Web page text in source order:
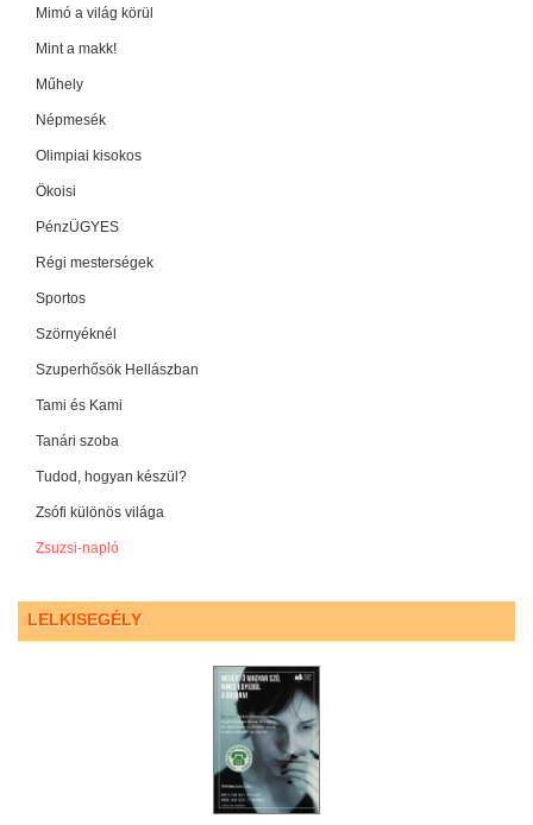
Mimó a világ körül
Mint a makk!
Műhely
Népmesék
Olimpiai kisokos
Ökoisi
PénzÜGYES
Régi mesterségek
Sportos
Szörnyéknél
Szuperhősök Hellászban
Tami és Kami
Tanári szoba
Tudod, hogyan készül?
Zsófi különös világa
Zsuzsi-napló
LELKISEGÉLY